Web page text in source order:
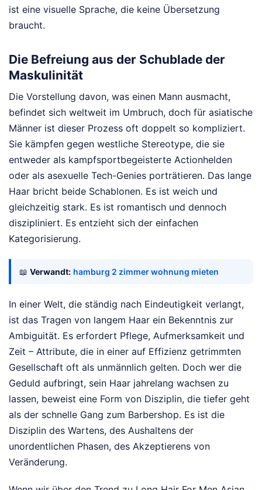
ist eine visuelle Sprache, die keine Übersetzung
braucht.
Die Befreiung aus der Schublade der
Maskulinität
Die Vorstellung davon, was einen Mann ausmacht,
befindet sich weltweit im Umbruch, doch für asiatische
Männer ist dieser Prozess oft doppelt so kompliziert.
Sie kämpfen gegen westliche Stereotype, die sie
entweder als kampfsportbegeisterte Actionhelden
oder als asexuelle Tech-Genies porträtieren. Das lange
Haar bricht beide Schablonen. Es ist weich und
gleichzeitig stark. Es ist romantisch und dennoch
diszipliniert. Es entzieht sich der einfachen
Kategorisierung.
📖 Verwandt: hamburg 2 zimmer wohnung mieten
In einer Welt, die ständig nach Eindeutigkeit verlangt,
ist das Tragen von langem Haar ein Bekenntnis zur
Ambiguität. Es erfordert Pflege, Aufmerksamkeit und
Zeit – Attribute, die in einer auf Effizienz getrimmten
Gesellschaft oft als unmännlich gelten. Doch wer die
Geduld aufbringt, sein Haar jahrelang wachsen zu
lassen, beweist eine Form von Disziplin, die tiefer geht
als der schnelle Gang zum Barbershop. Es ist die
Disziplin des Wartens, des Aushaltens der
unordentlichen Phasen, des Akzeptierens von
Veränderung.